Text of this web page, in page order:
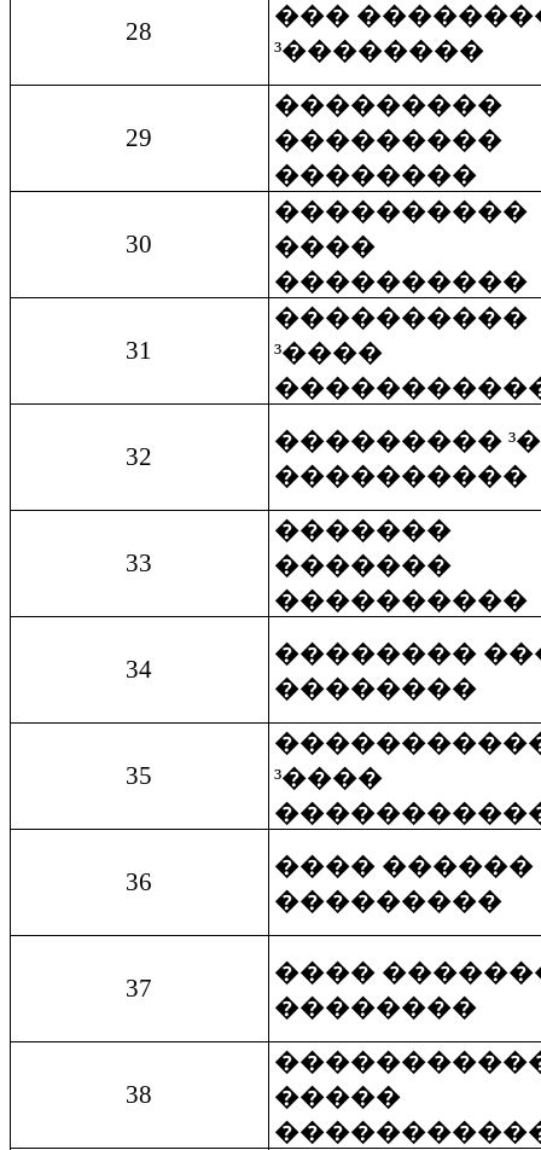
28
���
³��������
29
���������
���������
��������
30
����������
����
����������
31
����������
³����
32
���������
����������
33
�������
�������
����������
34
��������
��������
35
³����
36
���� ������
���������
37
����
��������
38
�����